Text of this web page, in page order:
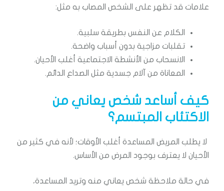
علامات قد تظهر على الشخص المصاب به مثل:
الكلام عن النفس بطريقة سلبية.
تقلبات مزاجية بدون أسباب واضحة.
الانسحاب من الأنشطة الاجتماعية أغلب الأحيان.
المعاناة من آلام جسدية مثل الصداع الدائم.
كيف أساعد شخص يعاني من
الاكتئاب المبتسم؟
لا يطلب المريض المساعدة أغلب الأوقات؛ لأنه في كثير من
الأحيان لا يعترف بوجود المرض من الأساس.
في حالة ملاحظة شخص يعاني منه وتريد المساعدة،